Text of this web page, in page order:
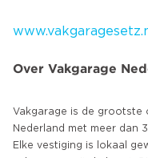
Over Vakgarage
Vakgarage is de grootste
Nederland met meer dan
Elke vestiging is lokaal